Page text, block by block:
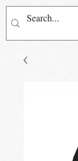
Přihlásit se